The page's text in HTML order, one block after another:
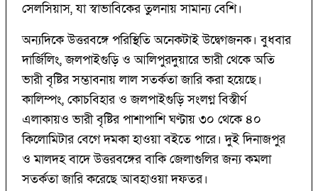
সেলসিয়াস, যা স্বাভাবিকের তুলনায় সামান্য বেশি।
অন্যদিকে উত্তরবঙ্গে পরিস্থিতি অনেকটাই উদ্বেগজনক। বুধবার
দার্জিলিং, জলপাইগুড়ি ও আলিপুরদুয়ারে ভারী থেকে অতি
ভারী বৃষ্টির সম্ভাবনায় লাল সতর্কতা জারি করা হয়েছে।
কালিম্পং, কোচবিহার ও জলপাইগুড়ি সংলগ্ন বিস্তীর্ণ
এলাকায়ও ভারী বৃষ্টির পাশাপাশি ঘণ্টায় ৩০ থেকে ৪০
কিলোমিটার বেগে দমকা হাওয়া বইতে পারে। দুই দিনাজপুর
ও মালদহ বাদে উত্তরবঙ্গের বাকি জেলাগুলির জন্য কমলা
সতর্কতা জারি করেছে আবহাওয়া দফতর।